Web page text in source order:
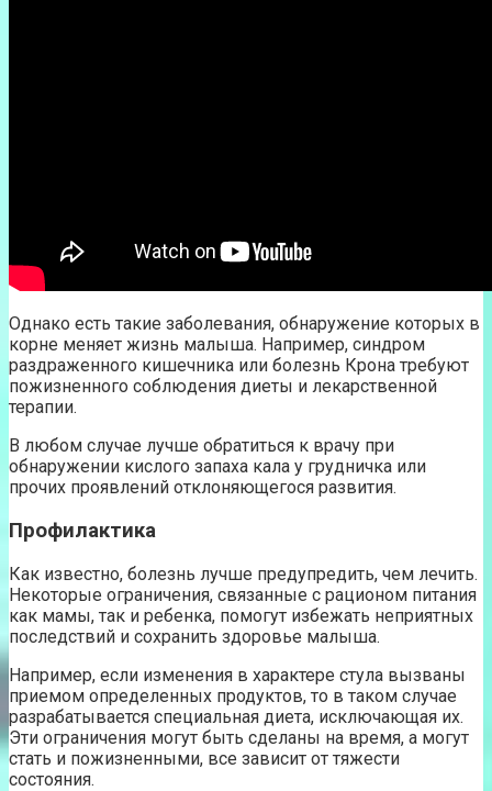
Однако есть такие заболевания, обнаружение которых в
корне меняет жизнь малыша. Например, синдром
раздраженного кишечника или болезнь Крона требуют
пожизненного соблюдения диеты и лекарственной
терапии.
В любом случае лучше обратиться к врачу при
обнаружении кислого запаха кала у грудничка или
прочих проявлений отклоняющегося развития.
Профилактика
Как известно, болезнь лучше предупредить, чем лечить.
Некоторые ограничения, связанные с рационом питания
как мамы, так и ребенка, помогут избежать неприятных
последствий и сохранить здоровье малыша.
Например, если изменения в характере стула вызваны
приемом определенных продуктов, то в таком случае
разрабатывается специальная диета, исключающая их.
Эти ограничения могут быть сделаны на время, а могут
стать и пожизненными, все зависит от тяжести
состояния.